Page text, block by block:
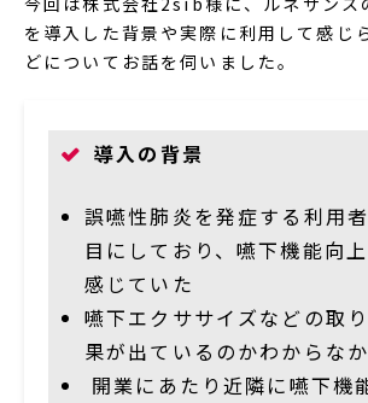
を導入した背景や実際に利用して感じ
どについてお話を伺いました。
導入の背景
誤嚥性肺炎を発症する利用
目にしており、嚥下機能向
感じていた
嚥下エクササイズなどの取
果が出ているのかわからな
開業にあたり近隣に嚥下機